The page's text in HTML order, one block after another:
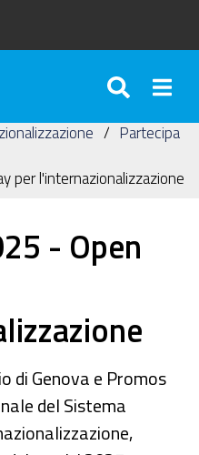
Partecipa
per l'internazionalizzazione
- Open
di Genova e Promos
del Sistema